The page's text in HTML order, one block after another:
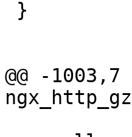
@@ -1003,7